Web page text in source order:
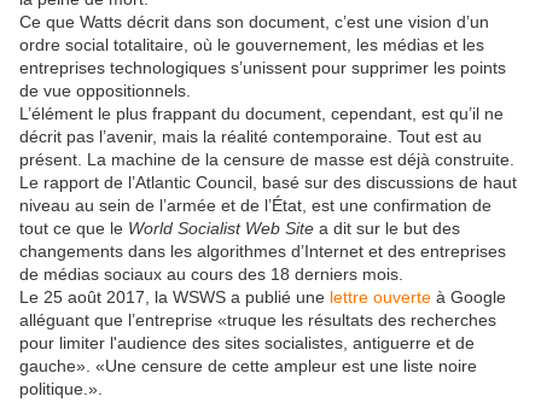
Ce que Watts décrit dans son document, c’est une vision d’un
ordre social totalitaire, où le gouvernement, les médias et les
entreprises technologiques s’unissent pour supprimer les points
de vue oppositionnels.
L’élément le plus frappant du document, cependant, est qu’il ne
décrit pas l’avenir, mais la réalité contemporaine. Tout est au
présent. La machine de la censure de masse est déjà construite.
Le rapport de l’Atlantic Council, basé sur des discussions de haut
niveau au sein de l’armée et de l’État, est une confirmation de
tout ce que le World Socialist Web Site a dit sur le but des
changements dans les algorithmes d’Internet et des entreprises
de médias sociaux au cours des 18 derniers mois.
Le 25 août 2017, la WSWS a publié une lettre ouverte à Google
alléguant que l’entreprise «truque les résultats des recherches
pour limiter l'audience des sites socialistes, antiguerre et de
gauche». «Une censure de cette ampleur est une liste noire
politique.».